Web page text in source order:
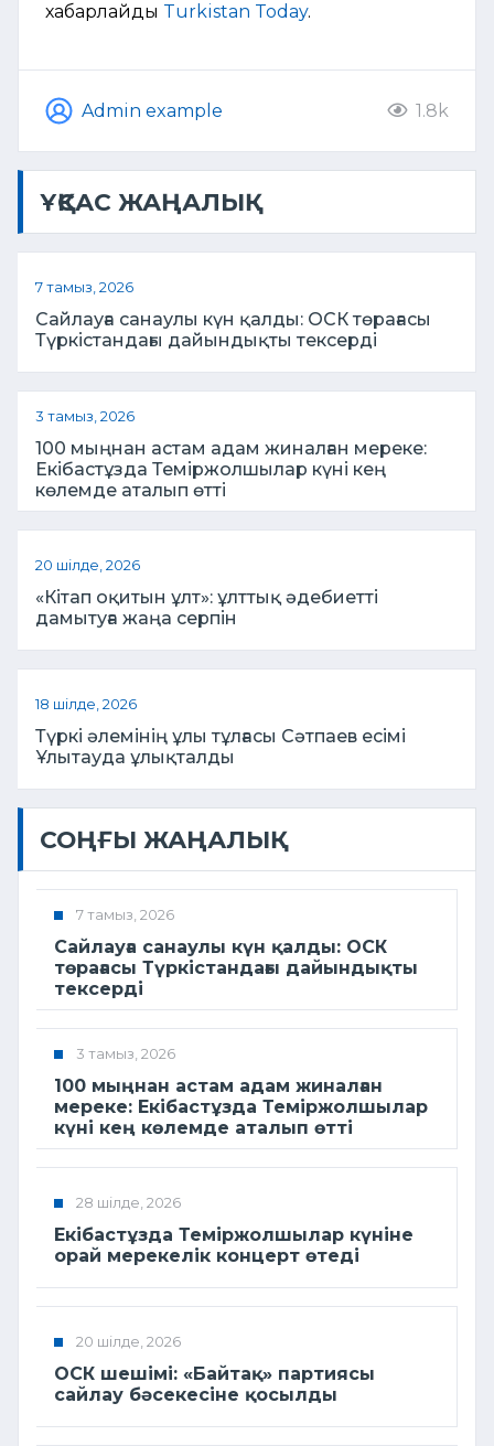
хабарлайды Turkistan Today.
Admin example 1.8k
ҰҚСАС ЖАҢАЛЫҚ
7 тамыз, 2026
Сайлауға санаулы күн қалды: ОСК төрағасы
Түркістандағы дайындықты тексерді
3 тамыз, 2026
100 мыңнан астам адам жиналған мереке:
Екібастұзда Теміржолшылар күні кең
көлемде аталып өтті
20 шілде, 2026
«Кітап оқитын ұлт»: ұлттық әдебиетті
дамытуға жаңа серпін
18 шілде, 2026
Түркі әлемінің ұлы тұлғасы Сәтпаев есімі
Ұлытауда ұлықталды
СОҢҒЫ ЖАҢАЛЫҚ
7 тамыз, 2026
Сайлауға санаулы күн қалды: ОСК
төрағасы Түркістандағы дайындықты
тексерді
3 тамыз, 2026
100 мыңнан астам адам жиналған
мереке: Екібастұзда Теміржолшылар
күні кең көлемде аталып өтті
28 шілде, 2026
Екібастұзда Теміржолшылар күніне
орай мерекелік концерт өтеді
20 шілде, 2026
ОСК шешімі: «Байтақ» партиясы
сайлау бәсекесіне қосылды